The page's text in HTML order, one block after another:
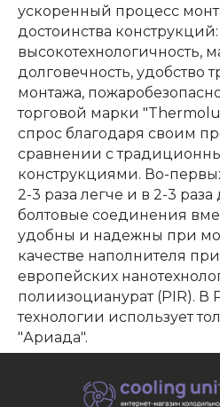
ускоренный процесс
достоинства конструкций:
высокотехнологичность,
долговечность, удобство
монтажа,
торговой марки
спрос благодаря своим
сравнении с
конструкциями. Во-
2-3 раза легче и в 2-3
болтовые соединения
удобны и надежны при
качестве наполнителя
европейских
полиизоцианурат (PIR). В
технологии использует
"Ариада".